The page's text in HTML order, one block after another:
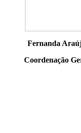
Fernanda
Coordenação